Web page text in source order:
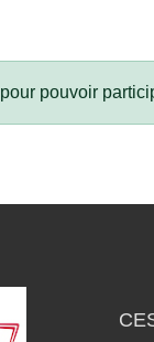
pour pouvoir